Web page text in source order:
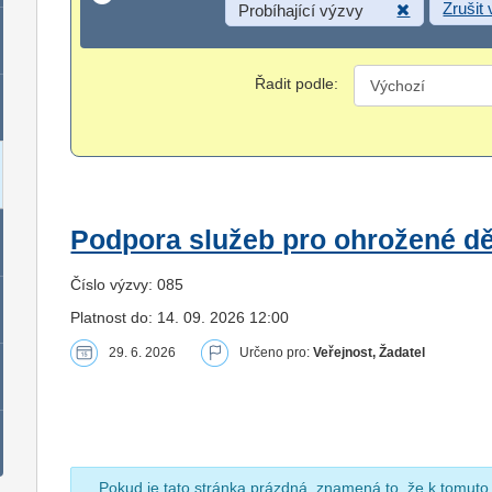
Probíhající výzvy Zrušit
Řadit podle:
Podpora služeb pro ohrožené
Číslo výzvy: 085
Platnost do: 14. 09. 2026 12:00
29. 6. 2026 Určeno pro:Veřejnost, Žadatel
Pokud je tato stránka prázdná, znamená to, že k